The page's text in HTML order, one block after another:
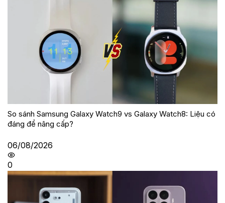
So sánh Samsung Galaxy Watch9 vs Galaxy Watch8: Liệu có
đáng để nâng cấp?
06/08/2026
0